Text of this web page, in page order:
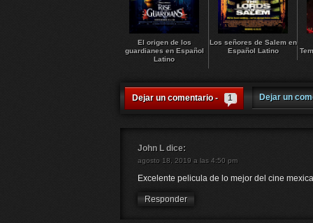
El origen de los
guardianes en Español
Latino
Los señores de Salem en
Español Latino
Dejar un comentario - 1 Dejar un
John L dice:
agosto 18, 2019 a las 4:50 pm
Excelente pelicula de lo mejor del cine
Responder